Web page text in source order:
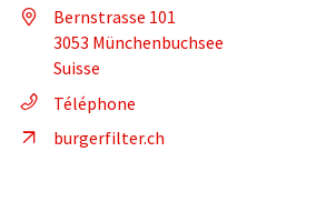
Bernstrasse 101
3053 Münchenbuchsee
Suisse
Téléphone
burgerfilter.ch